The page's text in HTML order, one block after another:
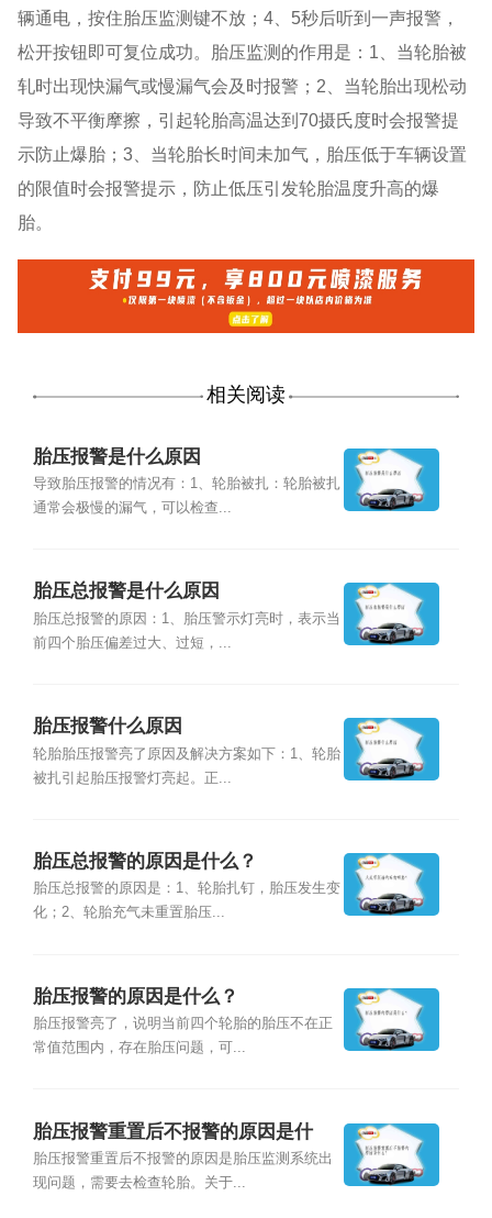
辆通电，按住胎压监测键不放；4、5秒后听到一声报警，
松开按钮即可复位成功。胎压监测的作用是：1、当轮胎被
轧时出现快漏气或慢漏气会及时报警；2、当轮胎出现松动
导致不平衡摩擦，引起轮胎高温达到70摄氏度时会报警提
示防止爆胎；3、当轮胎长时间未加气，胎压低于车辆设置
的限值时会报警提示，防止低压引发轮胎温度升高的爆
胎。
相关阅读
胎压报警是什么原因
导致胎压报警的情况有：1、轮胎被扎：轮胎被扎
通常会极慢的漏气，可以检查...
胎压总报警是什么原因
胎压总报警的原因：1、胎压警示灯亮时，表示当
前四个胎压偏差过大、过短，...
胎压报警什么原因
轮胎胎压报警亮了原因及解决方案如下：1、轮胎
被扎引起胎压报警灯亮起。正...
胎压总报警的原因是什么？
胎压总报警的原因是：1、轮胎扎钉，胎压发生变
化；2、轮胎充气未重置胎压...
胎压报警的原因是什么？
胎压报警亮了，说明当前四个轮胎的胎压不在正
常值范围内，存在胎压问题，可...
胎压报警重置后不报警的原因是什
么？
胎压报警重置后不报警的原因是胎压监测系统出
现问题，需要去检查轮胎。关于...